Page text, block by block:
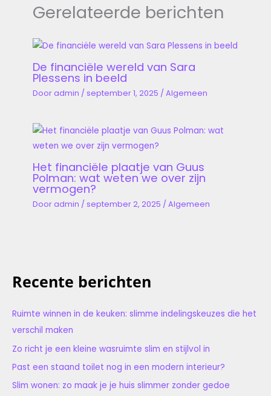
Gerelateerde berichten
De financiële wereld van Sara
Plessens in beeld
Dooradmin /september 1, 2025 /Algemeen
Het financiële plaatje van Guus
Polman: wat weten we over zijn
vermogen?
Dooradmin /september 2, 2025 /Algemeen
Recente berichten
Ruimte winnen in de keuken: slimme indelingskeuzes die het
verschil maken
Zo richt je een kleine wasruimte slim en stijlvol in
Past een staand toilet nog in een modern interieur?
Slim wonen: zo maak je je huis slimmer zonder gedoe